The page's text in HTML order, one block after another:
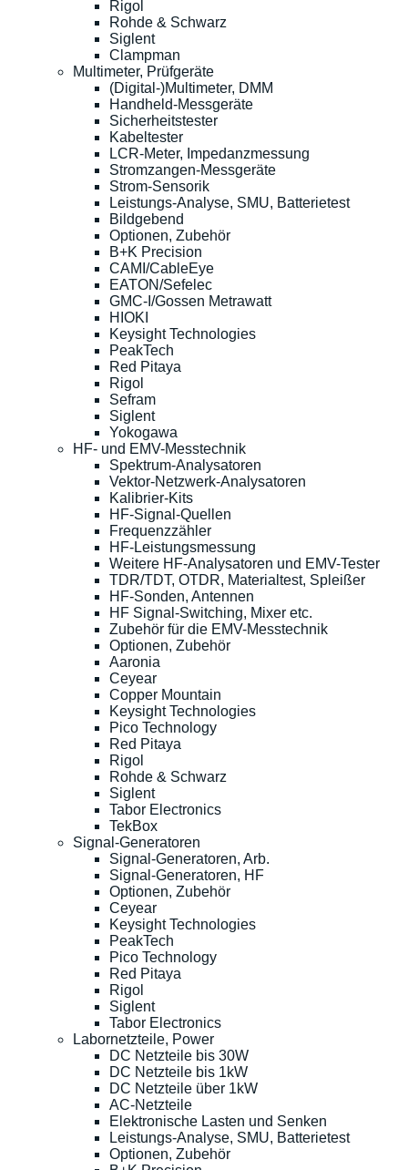
Rigol
Rohde & Schwarz
Siglent
Clampman
Multimeter, Prüfgeräte
(Digital-)Multimeter, DMM
Handheld-Messgeräte
Sicherheitstester
Kabeltester
LCR-Meter, Impedanzmessung
Stromzangen-Messgeräte
Strom-Sensorik
Leistungs-Analyse, SMU, Batterietest
Bildgebend
Optionen, Zubehör
B+K Precision
CAMI/CableEye
EATON/Sefelec
GMC-I/Gossen Metrawatt
HIOKI
Keysight Technologies
PeakTech
Red Pitaya
Rigol
Sefram
Siglent
Yokogawa
HF- und EMV-Messtechnik
Spektrum-Analysatoren
Vektor-Netzwerk-Analysatoren
Kalibrier-Kits
HF-Signal-Quellen
Frequenzzähler
HF-Leistungsmessung
Weitere HF-Analysatoren und EMV-Tester
TDR/TDT, OTDR, Materialtest, Spleißer
HF-Sonden, Antennen
HF Signal-Switching, Mixer etc.
Zubehör für die EMV-Messtechnik
Optionen, Zubehör
Aaronia
Ceyear
Copper Mountain
Keysight Technologies
Pico Technology
Red Pitaya
Rigol
Rohde & Schwarz
Siglent
Tabor Electronics
TekBox
Signal-Generatoren
Signal-Generatoren, Arb.
Signal-Generatoren, HF
Optionen, Zubehör
Ceyear
Keysight Technologies
PeakTech
Pico Technology
Red Pitaya
Rigol
Siglent
Tabor Electronics
Labornetzteile, Power
DC Netzteile bis 30W
DC Netzteile bis 1kW
DC Netzteile über 1kW
AC-Netzteile
Elektronische Lasten und Senken
Leistungs-Analyse, SMU, Batterietest
Optionen, Zubehör